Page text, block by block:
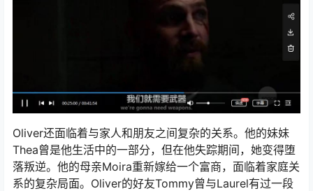
Oliver还面临着与家人和朋友之间复杂的关系。他的妹妹
Thea曾是他生活中的一部分，但在他失踪期间，她变得堕
落叛逆。他的母亲Moira重新嫁给一个富商，面临着家庭关
系的复杂局面。Oliver的好友Tommy曾与Laurel有过一段